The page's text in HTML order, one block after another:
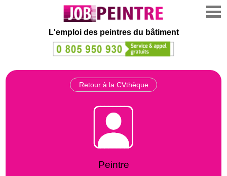
L'emploi des peintres du bâtiment
Retour à la CVthèque
Peintre